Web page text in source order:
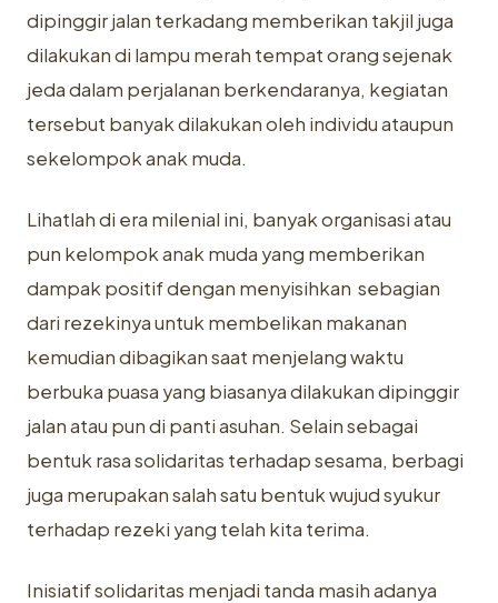
dipinggir jalan terkadang memberikan takjil juga
dilakukan di lampu merah tempat orang sejenak
jeda dalam perjalanan berkendaranya, kegiatan
tersebut banyak dilakukan oleh individu ataupun
sekelompok anak muda.
Lihatlah di era milenial ini, banyak organisasi atau
pun kelompok anak muda yang memberikan
dampak positif dengan menyisihkan sebagian
dari rezekinya untuk membelikan makanan
kemudian dibagikan saat menjelang waktu
berbuka puasa yang biasanya dilakukan dipinggir
jalan atau pun di panti asuhan. Selain sebagai
bentuk rasa solidaritas terhadap sesama, berbagi
juga merupakan salah satu bentuk wujud syukur
terhadap rezeki yang telah kita terima.
Inisiatif solidaritas menjadi tanda masih adanya